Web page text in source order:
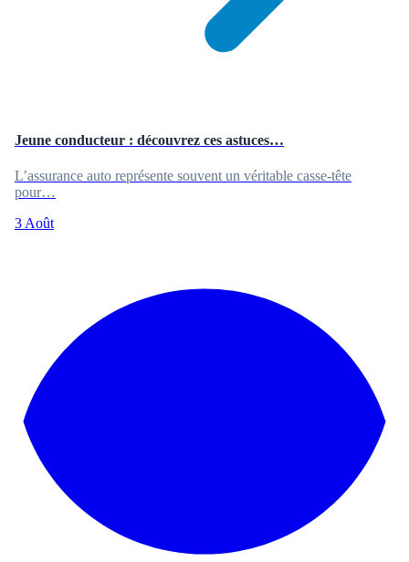
Jeune conducteur : découvrez ces astuces…
L’assurance auto représente souvent un véritable casse-tête
pour…
3 Août